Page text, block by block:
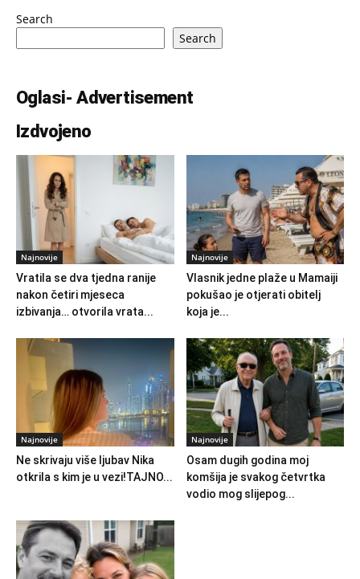
Search
Search
Oglasi- Advertisement
Izdvojeno
Najnovije
Vratila se dva tjedna ranije
nakon četiri mjeseca
izbivanja… otvorila vrata...
Najnovije
Vlasnik jedne plaže u Mamaiji
pokušao je otjerati obitelj
koja je...
Najnovije
Ne skrivaju više ljubav Nika
otkrila s kim je u vezi!TAJNO...
Najnovije
Osam dugih godina moj
komšija je svakog četvrtka
vodio mog slijepog...